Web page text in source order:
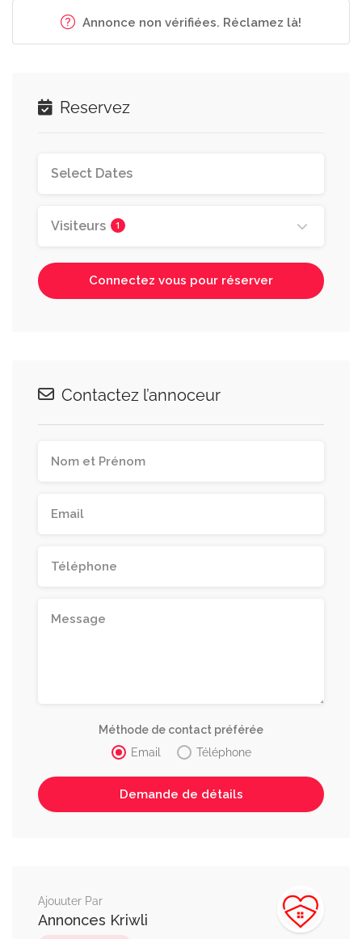
Annonce non vérifiées. Réclamez là!
Reservez
Visiteurs 1
Connectez vous pour réserver
Contactez l’annoceur
Méthode de contact préférée
Email
Téléphone
Ajouuter Par
Annonces Kriwli